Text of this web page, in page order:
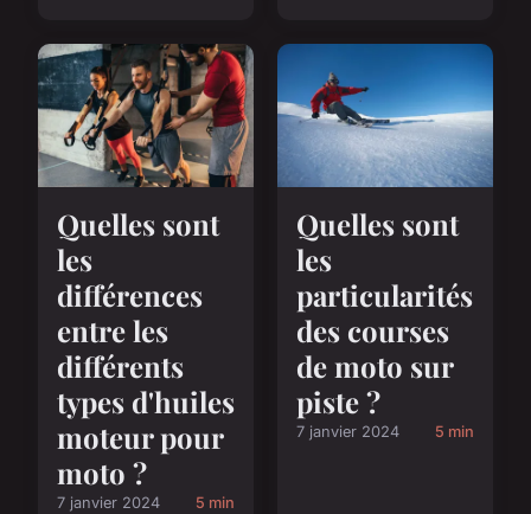
Quelles sont
les
différences
entre les
différents
types d'huiles
moteur pour
moto ?
7 janvier 2024 5 min
Quelles sont
les
particularités
des courses
de moto sur
piste ?
7 janvier 2024 5 min